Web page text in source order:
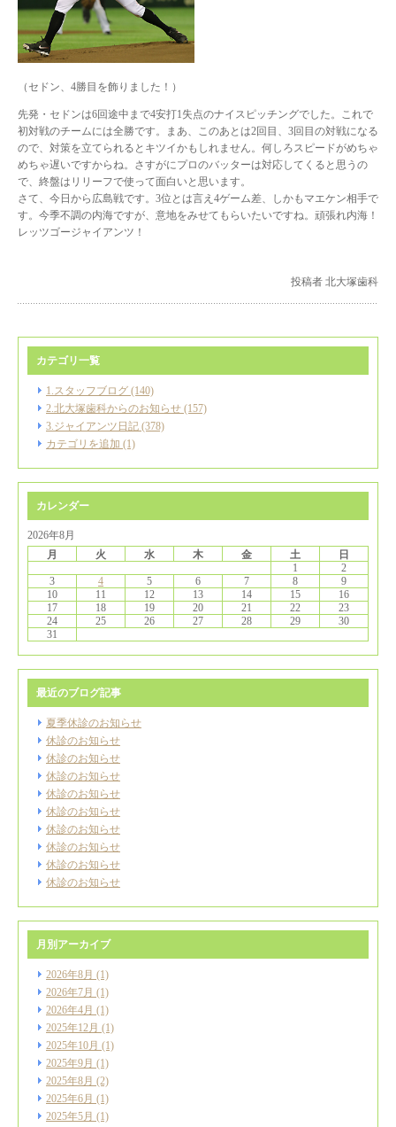
（セドン、4勝目を飾りました！）
先発・セドンは6回途中まで4安打1失点のナイスピッチングでした。これで
初対戦のチームには全勝です。まあ、このあとは2回目、3回目の対戦になる
ので、対策を立てられるとキツイかもしれません。何しろスピードがめちゃ
めちゃ遅いですからね。さすがにプロのバッターは対応してくると思うの
で、終盤はリリーフで使って面白いと思います。
さて、今日から広島戦です。3位とは言え4ゲーム差、しかもマエケン相手で
す。今季不調の内海ですが、意地をみせてもらいたいですね。頑張れ内海！
レッツゴージャイアンツ！
投稿者 北大塚歯科
カテゴリ一覧
1.スタッフブログ (140)
2.北大塚歯科からのお知らせ (157)
3.ジャイアンツ日記 (378)
カテゴリを追加 (1)
カレンダー
2026年8月
月
火 水 木 金 土
日
1
2
3
4 5 6 7 8
9
10
11 12 13 14 15
16
17
18 19 20 21 22
23
24
25 26 27 28 29
30
31
最近のブログ記事
夏季休診のお知らせ
休診のお知らせ
休診のお知らせ
休診のお知らせ
休診のお知らせ
休診のお知らせ
休診のお知らせ
休診のお知らせ
休診のお知らせ
休診のお知らせ
月別アーカイブ
2026年8月 (1)
2026年7月 (1)
2026年4月 (1)
2025年12月 (1)
2025年10月 (1)
2025年9月 (1)
2025年8月 (2)
2025年6月 (1)
2025年5月 (1)